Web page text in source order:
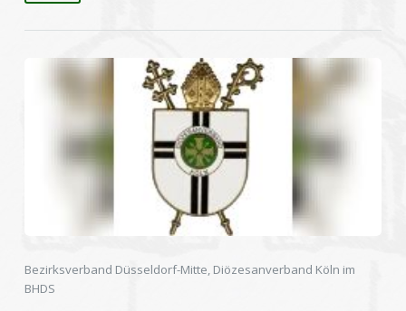
Bezirksverband Düsseldorf-Mitte, Diözesanverband Köln im
BHDS